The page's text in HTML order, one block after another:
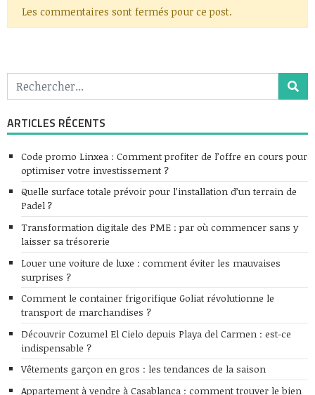
Les commentaires sont fermés pour ce post.
ARTICLES RÉCENTS
Code promo Linxea : Comment profiter de l’offre en cours pour
optimiser votre investissement ?
Quelle surface totale prévoir pour l’installation d’un terrain de
Padel ?
Transformation digitale des PME : par où commencer sans y
laisser sa trésorerie
Louer une voiture de luxe : comment éviter les mauvaises
surprises ?
Comment le container frigorifique Goliat révolutionne le
transport de marchandises ?
Découvrir Cozumel El Cielo depuis Playa del Carmen : est-ce
indispensable ?
Vêtements garçon en gros : les tendances de la saison
Appartement à vendre à Casablanca : comment trouver le bien